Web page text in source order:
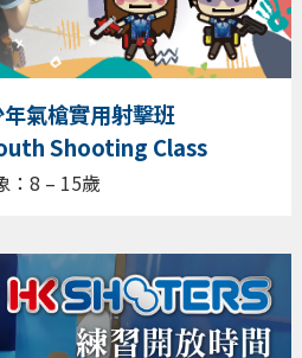
氣槍實用射擊班
Shooting Class
：8 – 15歲